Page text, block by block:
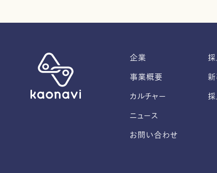
企業
事業概要
カルチャー
ニュース
お問い合わせ